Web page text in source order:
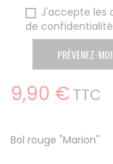
J'accepte les
de confidentialité
PRÉVENEZ-
9,90 € TTC
Bol rouge "Marion"